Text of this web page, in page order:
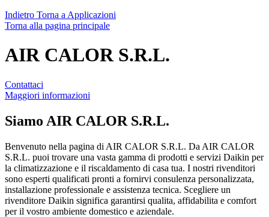
Indietro Torna a Applicazioni
Torna alla pagina principale
AIR CALOR S.R.L.
Contattaci
Maggiori informazioni
Siamo AIR CALOR S.R.L.
Benvenuto nella pagina di AIR CALOR S.R.L. Da AIR CALOR
S.R.L. puoi trovare una vasta gamma di prodotti e servizi Daikin per
la climatizzazione e il riscaldamento di casa tua. I nostri rivenditori
sono esperti qualificati pronti a fornirvi consulenza personalizzata,
installazione professionale e assistenza tecnica. Scegliere un
rivenditore Daikin significa garantirsi qualita, affidabilita e comfort
per il vostro ambiente domestico e aziendale.